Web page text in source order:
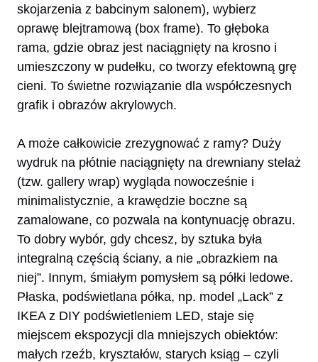
skojarzenia z babcinym salonem), wybierz
oprawę blejtramową (box frame). To głęboka
rama, gdzie obraz jest naciągnięty na krosno i
umieszczony w pudełku, co tworzy efektowną grę
cieni. To świetne rozwiązanie dla współczesnych
grafik i obrazów akrylowych.
A może całkowicie zrezygnować z ramy? Duży
wydruk na płótnie naciągnięty na drewniany stelaż
(tzw. gallery wrap) wygląda nowocześnie i
minimalistycznie, a krawędzie boczne są
zamalowane, co pozwala na kontynuację obrazu.
To dobry wybór, gdy chcesz, by sztuka była
integralną częścią ściany, a nie „obrazkiem na
niej”. Innym, śmiałym pomysłem są półki ledowe.
Płaska, podświetlana półka, np. model „Lack” z
IKEA z DIY podświetleniem LED, staje się
miejscem ekspozycji dla mniejszych obiektów:
małych rzeźb, kryształów, starych ksiąg – czyli